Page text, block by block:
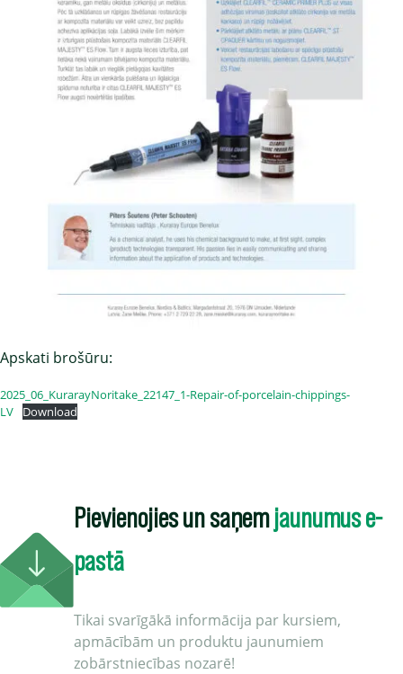
Apskati brošūru:
2025_06_KurarayNoritake_22147_1-Repair-of-porcelain-chippings-
LV
Download
Pievienojies un saņemjaunumus e-
pastā
Tikai svarīgākā informācija par kursiem,
apmācībām un produktu jaunumiem
zobārstniecības nozarē!